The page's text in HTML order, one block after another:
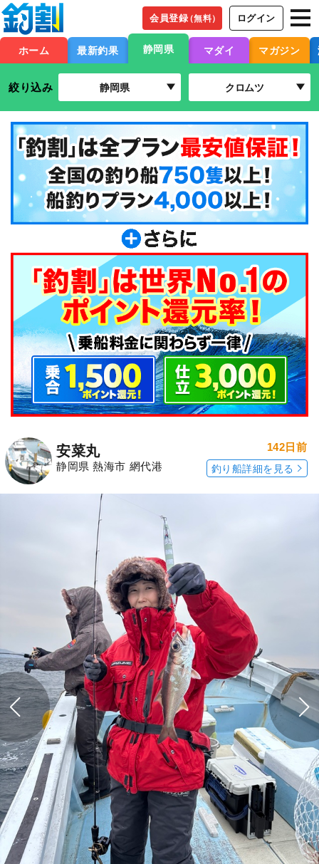
会員登録（無料） ログイン
ホーム 最新釣果 静岡県 マダイ マガジン
絞り込み 静岡県 クロムツ
安菜丸
静岡県 熱海市 網代港
142日前
釣り船詳細を見る